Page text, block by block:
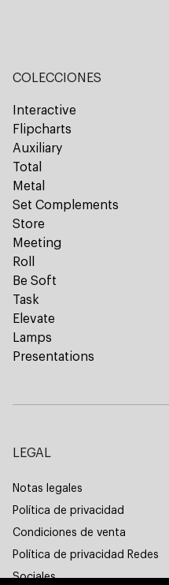
COLECCIONES
Interactive
Flipcharts
Auxiliary
Total
Metal
Set Complements
Store
Meeting
Roll
Be Soft
Task
Elevate
Lamps
Presentations
LEGAL
Notas legales
Política de privacidad
Condiciones de venta
Política de privacidad Redes
Sociales